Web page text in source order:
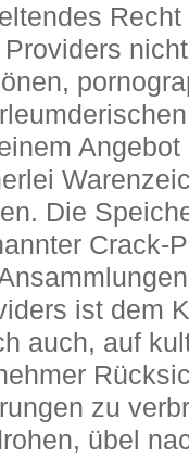
Die
Crack-
ist dem
auch, auf
zu
übel